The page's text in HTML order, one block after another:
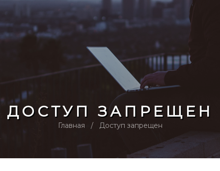
ДОСТУП ЗАПРЕЩЕН
Главная Доступ запрещен